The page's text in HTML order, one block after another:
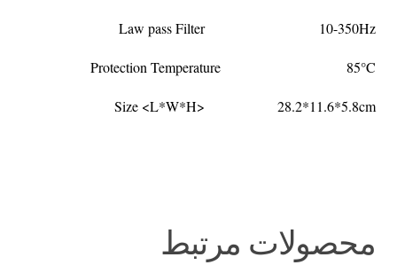
Law pass Filter 10-350Hz
Protection Temperature 85°C
Size <L*W*H> 28.2*11.6*5.8cm
محصولات مرتبط